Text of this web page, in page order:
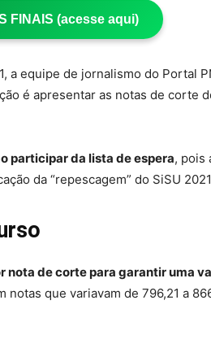
FINAIS (acesse aqui)
a equipe de jornalismo do Portal
é apresentar as notas de corte
participar da lista de espera, pois
da “repescagem” do SiSU
nota de corte para garantir uma
que variavam de 796,21 a